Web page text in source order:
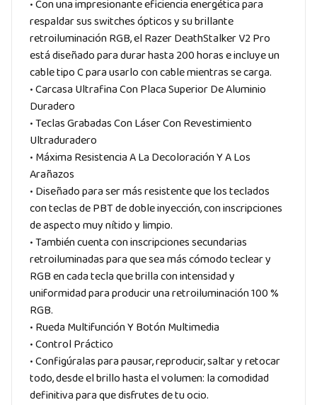
• Con una impresionante eficiencia energética para
respaldar sus switches ópticos y su brillante
retroiluminación RGB, el Razer DeathStalker V2 Pro
está diseñado para durar hasta 200 horas e incluye un
cable tipo C para usarlo con cable mientras se carga.
• Carcasa Ultrafina Con Placa Superior De Aluminio
Duradero
• Teclas Grabadas Con Láser Con Revestimiento
Ultraduradero
• Máxima Resistencia A La Decoloración Y A Los
Arañazos
• Diseñado para ser más resistente que los teclados
con teclas de PBT de doble inyección, con inscripciones
de aspecto muy nítido y limpio.
• También cuenta con inscripciones secundarias
retroiluminadas para que sea más cómodo teclear y
RGB en cada tecla que brilla con intensidad y
uniformidad para producir una retroiluminación 100 %
RGB.
• Rueda Multifunción Y Botón Multimedia
• Control Práctico
• Configúralas para pausar, reproducir, saltar y retocar
todo, desde el brillo hasta el volumen: la comodidad
definitiva para que disfrutes de tu ocio.